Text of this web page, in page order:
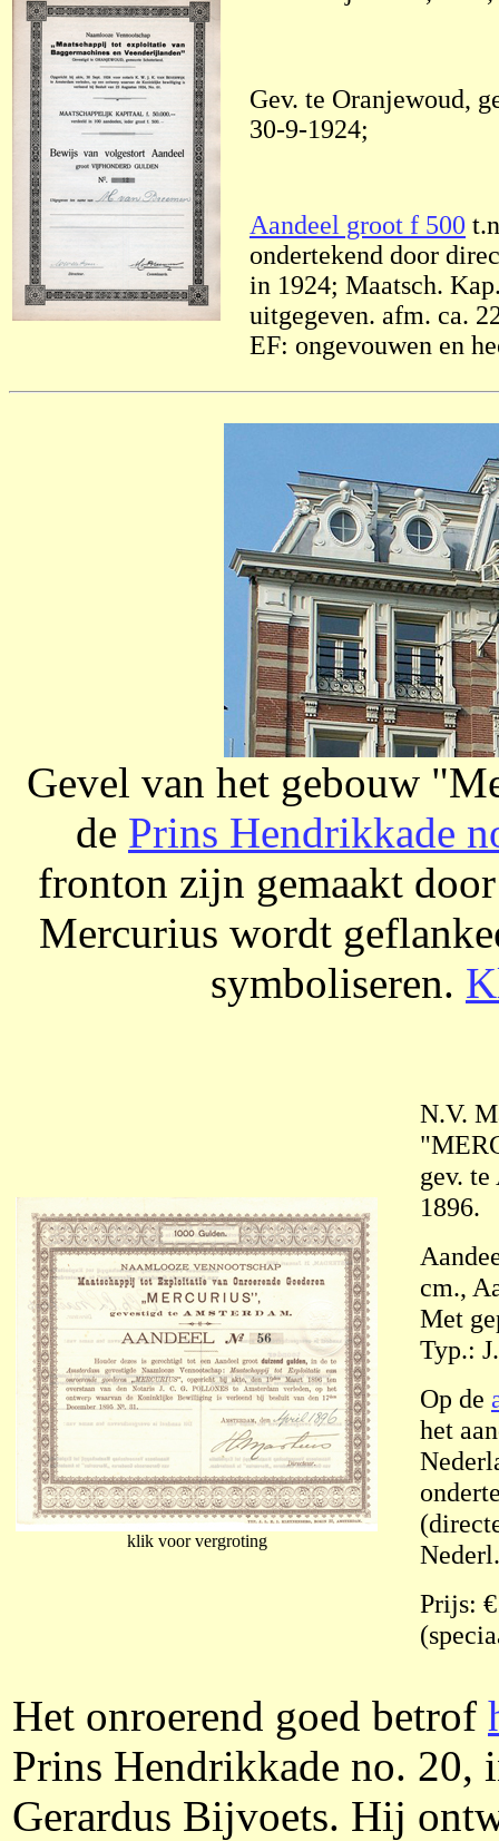
Gev. te Oranjewoud,
30-9-1924;
Aandeel groot f 500
ondertekend door
in 1924; Maatsch.
uitgegeven. afm. ca.
EF: ongevouwen en
Gevel van het gebouw
de Prins Hendrikkade
fronton zijn gemaakt
Mercurius wordt
symboliseren.
klik voor vergroting
N.V.
gev.
1896.
cm.,
Met
Typ.:
Op de
het
Prijs:
Het onroerend goed betrof
Prins Hendrikkade no. 20,
Gerardus Bijvoets. Hij